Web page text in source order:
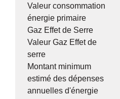
Valeur consommation
énergie primaire
Gaz Effet de Serre
Valeur Gaz Effet de
serre
Montant minimum
estimé des dépenses
annuelles d'énergie